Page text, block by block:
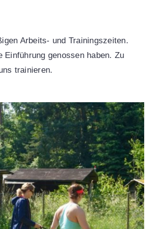
Arbeits- und Trainingszeiten.
genossen haben. Zu
trainieren.